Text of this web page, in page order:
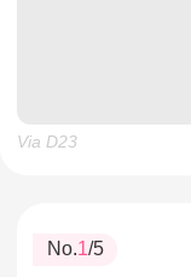
Via D23
No.1/5